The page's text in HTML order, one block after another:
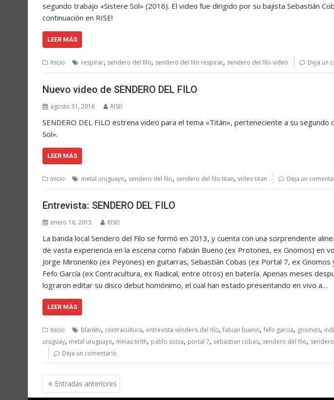
segundo trabajo «Sistere Sol» (2016). El video fue dirigido por su bajista Sebastián
continuación en RISE!
LEER MÁS
Inicio respirar, sendero del filo, sendero del filo respirar, sendero del filo video Deja un
Nuevo video de SENDERO DEL FILO
agosto 31, 2016 RISE!
SENDERO DEL FILO estrena video para el tema «Titán», perteneciente a su segundo
Sol».
LEER MÁS
Inicio metal uruguayo, sendero del filo, sendero del filo titan, video titan Deja un
Entrevista: SENDERO DEL FILO
enero 16, 2015 RISE!
La banda local Sendero del Filo se formó en 2013, y cuenta con una sorprendente
de vasta experiencia en la escena como Fabián Bueno (ex Protones, ex Gnomos) en
Jorge Mironenko (ex Peyones) en guitarras, Sebastián Cobas (ex Portal 7, ex
Fefo García (ex Contracultura, ex Radical, entre otros) en batería. Apenas meses
lograron editar su disco debut homónimo, el cual han estado presentando en vivo a…
LEER MÁS
Inicio blanktv, contracultura, entrevista sendero del filo, fabian bueno, fefo garcia, gnomos,
uruguay, metal uruguayo, minas tirith, pablo soiza, portal 7, sebastian cobas, sendero del filo,
Deja un comentario
Navegación
de
Entradas anteriores